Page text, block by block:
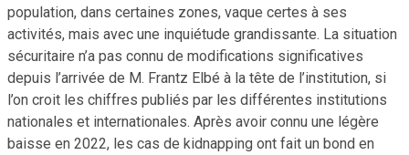
population, dans certaines zones, vaque certes à ses
activités, mais avec une inquiétude grandissante. La situation
sécuritaire n’a pas connu de modifications significatives
depuis l’arrivée de M. Frantz Elbé à la tête de l’institution, si
l’on croit les chiffres publiés par les différentes institutions
nationales et internationales. Après avoir connu une légère
baisse en 2022, les cas de kidnapping ont fait un bond en